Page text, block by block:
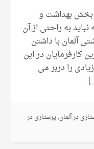
بخش بهداشت و
به راحتی از آن
آلمان با داشتن
کارفرمایان در این
را دربر می
در آلمان,پرستاری در